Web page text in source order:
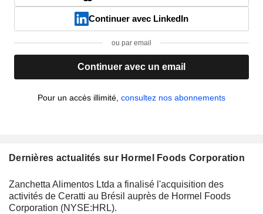
Continuer avec LinkedIn
ou par email
Continuer avec un email
Pour un accès illimité, consultez nos abonnements
Dernières actualités sur Hormel Foods Corporation
Zanchetta Alimentos Ltda a finalisé l'acquisition des
activités de Ceratti au Brésil auprès de Hormel Foods
Corporation (NYSE:HRL).